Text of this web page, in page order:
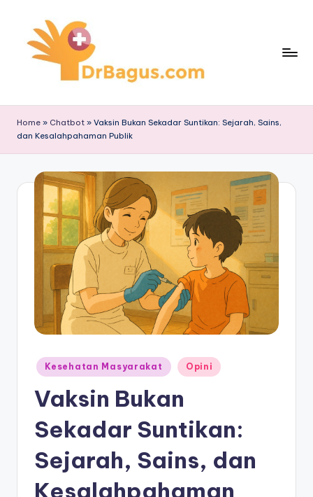
content
Home » Chatbot » Vaksin Bukan Sekadar Suntikan: Sejarah, Sains,
dan Kesalahpahaman Publik
Posted
in
Kesehatan Masyarakat Opini
Vaksin Bukan
Sekadar Suntikan:
Sejarah, Sains, dan
Kesalahpahaman